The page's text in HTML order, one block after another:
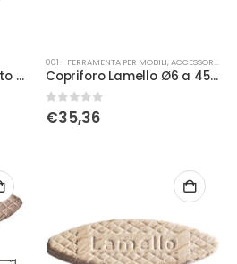
Accessorio per elemento di fissaggio Lamello Simplex
001 - FERRAMENTA PER MOBILI,ACCESSORI MOBILI
Copriforo Lamello Ø6 a 45° bianco conf. 100 pz
0Su 5
€35,36